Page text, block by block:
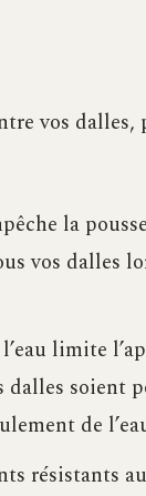
vos dalles,
la
vos dalles
limite
soient
de
résistants